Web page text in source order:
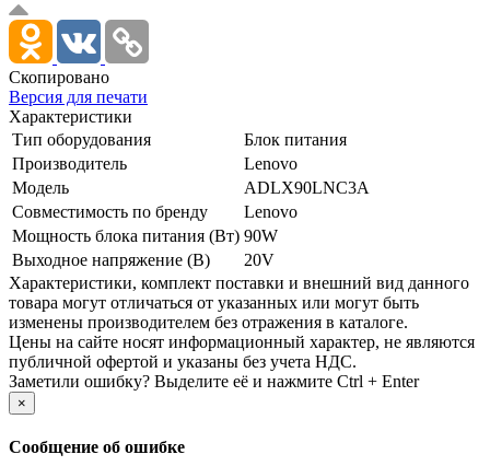
Скопировано
Версия для печати
Характеристики
Тип оборудования
Блок питания
Производитель
Lenovo
Модель
ADLX90LNC3A
Совместимость по бренду
Lenovo
Мощность блока питания (Вт) 90W
Выходное напряжение (В)
20V
Xарактеристики, комплект поставки и внешний вид данного
товара могут отличаться от указанных или могут быть
изменены производителем без отражения в каталоге.
Цены на сайте носят информационный характер, не являются
публичной офертой и указаны без учета НДС.
Заметили ошибку? Выделите её и нажмите Ctrl + Enter
×
Сообщение об ошибке